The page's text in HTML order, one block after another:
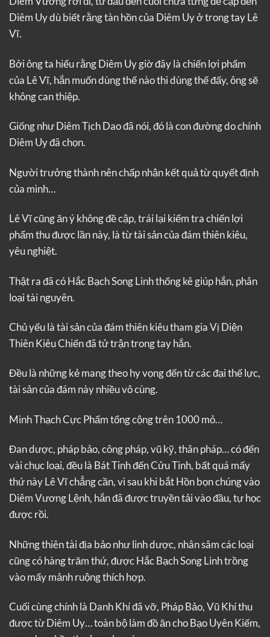
Diêm Uy dù biết rằng tàn hồn của Diêm Uy ở trong tay Lê
Vĩ.
Bởi ông ta hiểu rằng Diêm Uy giờ đây là chiến lợi phẩm
của Lê Vĩ, hắn muốn dùng thế nào thì dùng thế đấy, ông sẽ
không can thiệp.
Giống như Diêm Tịch Dao đã nói, đó là con đường do chính
Diêm Uy đã chọn.
Người trưởng thành nên chấp nhận kết quả từ quyết định
của mình…
Lê Vĩ cũng ăn ý không đề cập, trái lại kiểm tra chiến lợi
phẩm thu được lần này, là từ tài sản của đám thiên kiêu,
yêu nghiệt.
Thật ra đã có Hắc Bạch Song Linh thống kê giúp hắn, phân
loại tài nguyên.
Chủ yếu là tài sản của đám thiên kiêu tham gia Vị Diện
Thiên Kiêu Chiến đã tử trận trong tay hắn.
Đều là những kẻ mang theo hy vọng đến từ các đại thế lực,
tài sản của đám này nhiều vô cùng.
Minh Thạch Cực Phẩm tổng cộng trên 1000 mỏ…
Đan dược, pháp bảo, công pháp, vũ kỹ, thân pháp… có đến
vài chục loại, đều là Bát Tinh đến Cửu Tinh, bất quá mấy
thứ này Lê Vĩ chẳng cần, vì sau khi bắt Hồn bọn chúng vào
Diêm Vương Lệnh, hắn đã được truyền tải vào đầu, tự học
được rồi.
Những thiên tài địa bảo như linh dược, nhân sâm các loại
cũng có hàng trăm thứ, được Hắc Bạch Song Linh trồng
vào mấy mảnh ruộng thích hợp.
Cuối cùng chính là Danh Khí đã vỡ, Pháp Bảo, Vũ Khí thu
được từ Diêm Uy… toàn bộ làm đồ ăn cho Bạo Uyên Kiếm,